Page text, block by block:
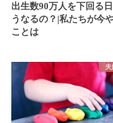
出生数90万人を下回る
うなるの？|私たちが今
ことは
夫